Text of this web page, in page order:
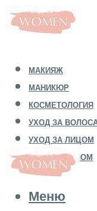
МАКИЯЖ
МАНИКЮР
КОСМЕТОЛОГИЯ
УХОД ЗА
УХОД ЗА ЛИЦОМ
УХОД ЗА ТЕЛОМ
Меню